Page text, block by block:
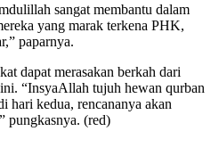
sangat membantu dalam
yang marak terkena PHK,
paparnya.
dapat merasakan berkah dari
“InsyaAllah tujuh hewan qurban
hari kedua, rencananya akan
pungkasnya. (red)